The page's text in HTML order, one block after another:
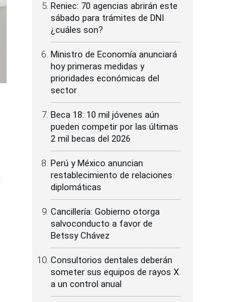
Reniec: 70 agencias abrirán este
sábado para trámites de DNI
¿cuáles son?
Ministro de Economía anunciará
hoy primeras medidas y
prioridades económicas del
sector
Beca 18: 10 mil jóvenes aún
pueden competir por las últimas
2 mil becas del 2026
Perú y México anuncian
restablecimiento de relaciones
diplomáticas
Cancillería: Gobierno otorga
salvoconducto a favor de
Betssy Chávez
Consultorios dentales deberán
someter sus equipos de rayos X
a un control anual